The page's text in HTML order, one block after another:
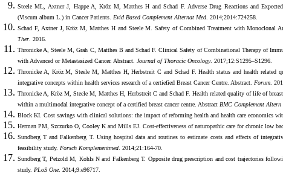
Steele ML, Axtner J, Happe A, Kröz M, Matthes H and Schad F. Adverse Drug Reactions and
(Viscum album L.) in Cancer Patients. Evid Based Complement Alternat Med. 2014;2014:724258.
Schad F, Axtner J, Kröz M, Matthes H and Steele M. Safety of Combined Treatment with Monoclonal
Ther. 2016.
Thronicke A, Steele M, Grah C, Matthes B and Schad F. Clinical Safety of Combinational Therapy of
with Advanced or Metastasized Cancer. Abstract. Journal of Thoracic Oncology. 2017;12:S1295–S1296.
Thronicke A, Kröz M, Steele M, Matthes H, Herbstreit C and Schad F. Health status and health related
integrative concepts within health services research of a certiefied Breast Cancer Centre. Abstract. Forum.
Thronicke A, Kröz M, Steele M, Matthes H, Herbstreit C and Schad F. Health related quality of life of
within a multimodal integrative concept of a certified breast cancer centre. Abstract BMC Complement Altern
Block KI. Cost savings with clinical solutions: the impact of reforming health and health care economics
Herman PM, Szczurko O, Cooley K and Mills EJ. Cost-effectiveness of naturopathic care for chronic low
Sundberg T and Falkenberg T. Using hospital data and routines to estimate costs and effects of
feasibility study. Forsch Komplementmed. 2014;21:164-70.
Sundberg T, Petzold M, Kohls N and Falkenberg T. Opposite drug prescription and cost trajectories
study. PLoS One. 2014;9:e96717.